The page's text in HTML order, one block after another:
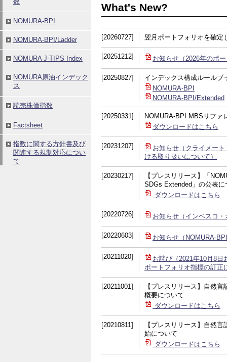
What's New?
[20260727] 翌月ポートフォリオを確定
[20251212] お知らせ（2026年のポ
[20250827]
インデックス構成ルールブ
NOMURA-BPI
NOMURA-BPI/Extended
[20250331]
NOMURA-BPI MBSリファ
ダウンロードはこちら
[20231207]
お知らせ（クライメー
ける取り扱いについて）
[20230217]
【プレスリリース】「
SDGs Extended」の公表に
ダウンロードはこちら
[20220726] お知らせ（インベスコ
[20220603] お知らせ（NOMURA-
[20211020]
お詫び（2021年10月8
ポートフォリオ指標の訂正
[20211001]
【プレスリリース】自然
概要について
ダウンロードはこちら
[20210811]
【プレスリリース】自然
始について
ダウンロードはこちら